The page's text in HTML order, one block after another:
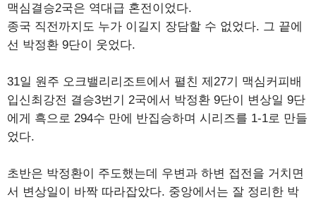
맥심결승2국은 역대급 혼전이었다.
종국 직전까지도 누가 이길지 장담할 수 없었다. 그 끝에
선 박정환 9단이 웃었다.
31일 원주 오크밸리리조트에서 펼친 제27기 맥심커피배
입신최강전 결승3번기 2국에서 박정환 9단이 변상일 9단
에게 흑으로 294수 만에 반집승하며 시리즈를 1-1로 만들
었다.
초반은 박정환이 주도했는데 우변과 하변 접전을 거치면
서 변상일이 바짝 따라잡았다. 중앙에서는 잘 정리한 박